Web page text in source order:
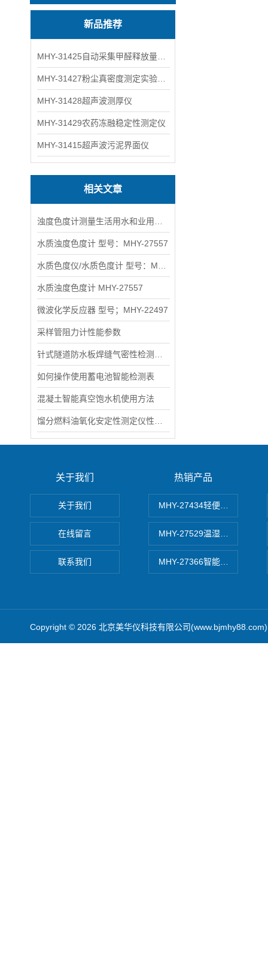
新品推荐
MHY-31428超声波测厚仪
MHY-31429农药冻融稳定性测定仪
MHY-31415超声波污泥界面仪
相关文章
水质浊度色度计 型号：MHY-27557
水质浊度色度计 MHY-27557
微波化学反应器 型号；MHY-22497
采样管阻力计性能参数
如何操作使用蓄电池智能检测表
混凝土智能真空饱水机使用方法
关于我们
关于我们
在线留言
联系我们
热销产品
MHY-27434轻便式自动水质
MHY-27529温湿度记录仪
MHY-27366智能数字微压计
Copyright © 2026 北京美华仪科技有限公司